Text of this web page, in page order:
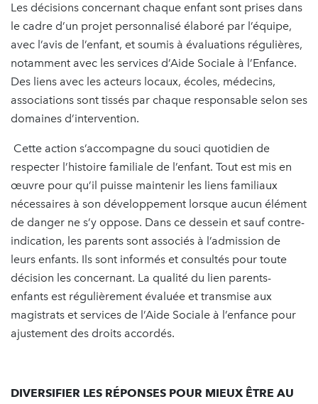
Les décisions concernant chaque enfant sont prises dans
le cadre d’un projet personnalisé élaboré par l’équipe,
avec l’avis de l’enfant, et soumis à évaluations régulières,
notamment avec les services d’Aide Sociale à l’Enfance.
Des liens avec les acteurs locaux, écoles, médecins,
associations sont tissés par chaque responsable selon ses
domaines d’intervention.
Cette action s’accompagne du souci quotidien de
respecter l’histoire familiale de l’enfant. Tout est mis en
œuvre pour qu’il puisse maintenir les liens familiaux
nécessaires à son développement lorsque aucun élément
de danger ne s’y oppose. Dans ce dessein et sauf contre-
indication, les parents sont associés à l’admission de
leurs enfants. Ils sont informés et consultés pour toute
décision les concernant. La qualité du lien parents-
enfants est régulièrement évaluée et transmise aux
magistrats et services de l’Aide Sociale à l’enfance pour
ajustement des droits accordés.
DIVERSIFIER LES RÉPONSES POUR MIEUX ÊTRE AU